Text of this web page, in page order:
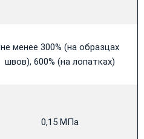
не менее 300% (на образцах
швов), 600% (на лопатках)
0,15 МПа